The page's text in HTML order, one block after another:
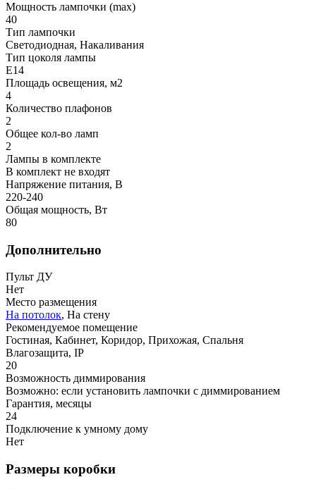
Мощность лампочки (max)
40
Тип лампочки
Светодиодная, Накаливания
Тип цоколя лампы
E14
Площадь освещения, м2
4
Количество плафонов
2
Общее кол-во ламп
2
Лампы в комплекте
В комплект не входят
Напряжение питания, В
220-240
Общая мощность, Вт
80
Дополнительно
Пульт ДУ
Нет
Место размещения
На потолок, На стену
Рекомендуемое помещение
Гостиная, Кабинет, Коридор, Прихожая, Спальня
Влагозащита, IP
20
Возможность диммирования
Возможно: если установить лампочки с диммированием
Гарантия, месяцы
24
Подключение к умному дому
Нет
Размеры коробки